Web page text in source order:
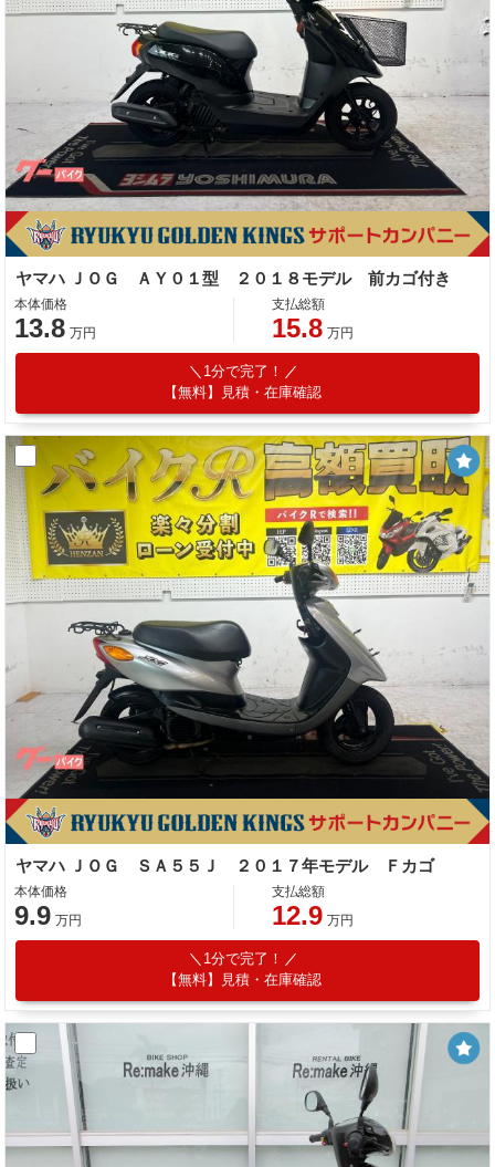
ヤマハ ＪＯＧ ＡＹ０１型 ２０１８モデル 前カゴ付き
本体価格
13.8 万円
支払総額
15.8 万円
1分で完了！
【無料】見積・在庫確認
ヤマハ ＪＯＧ ＳＡ５５Ｊ ２０１７年モデル Ｆカゴ
本体価格
9.9 万円
支払総額
12.9 万円
1分で完了！
【無料】見積・在庫確認